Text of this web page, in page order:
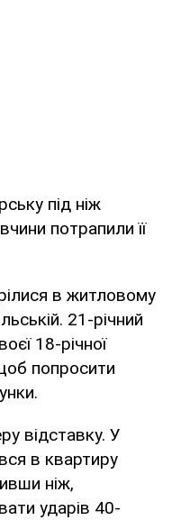
під ніж
потрапили її
в житловому
21-річний
18-річної
попросити
відставку. У
в квартиру
ніж,
ударів 40-